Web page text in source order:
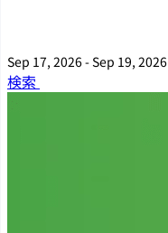
Sep 17, 2026 - Sep 19, 2026
検索